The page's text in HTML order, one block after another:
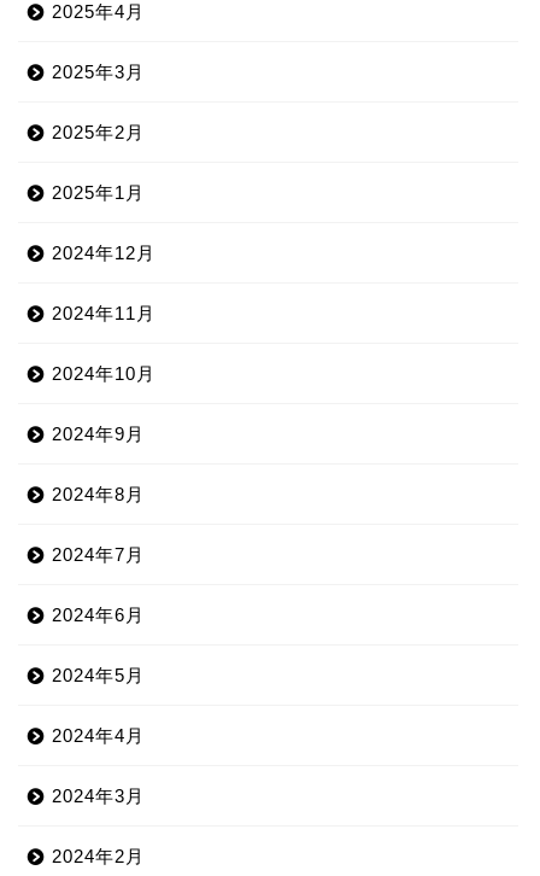
2025年4月
2025年3月
2025年2月
2025年1月
2024年12月
2024年11月
2024年10月
2024年9月
2024年8月
2024年7月
2024年6月
2024年5月
2024年4月
2024年3月
2024年2月